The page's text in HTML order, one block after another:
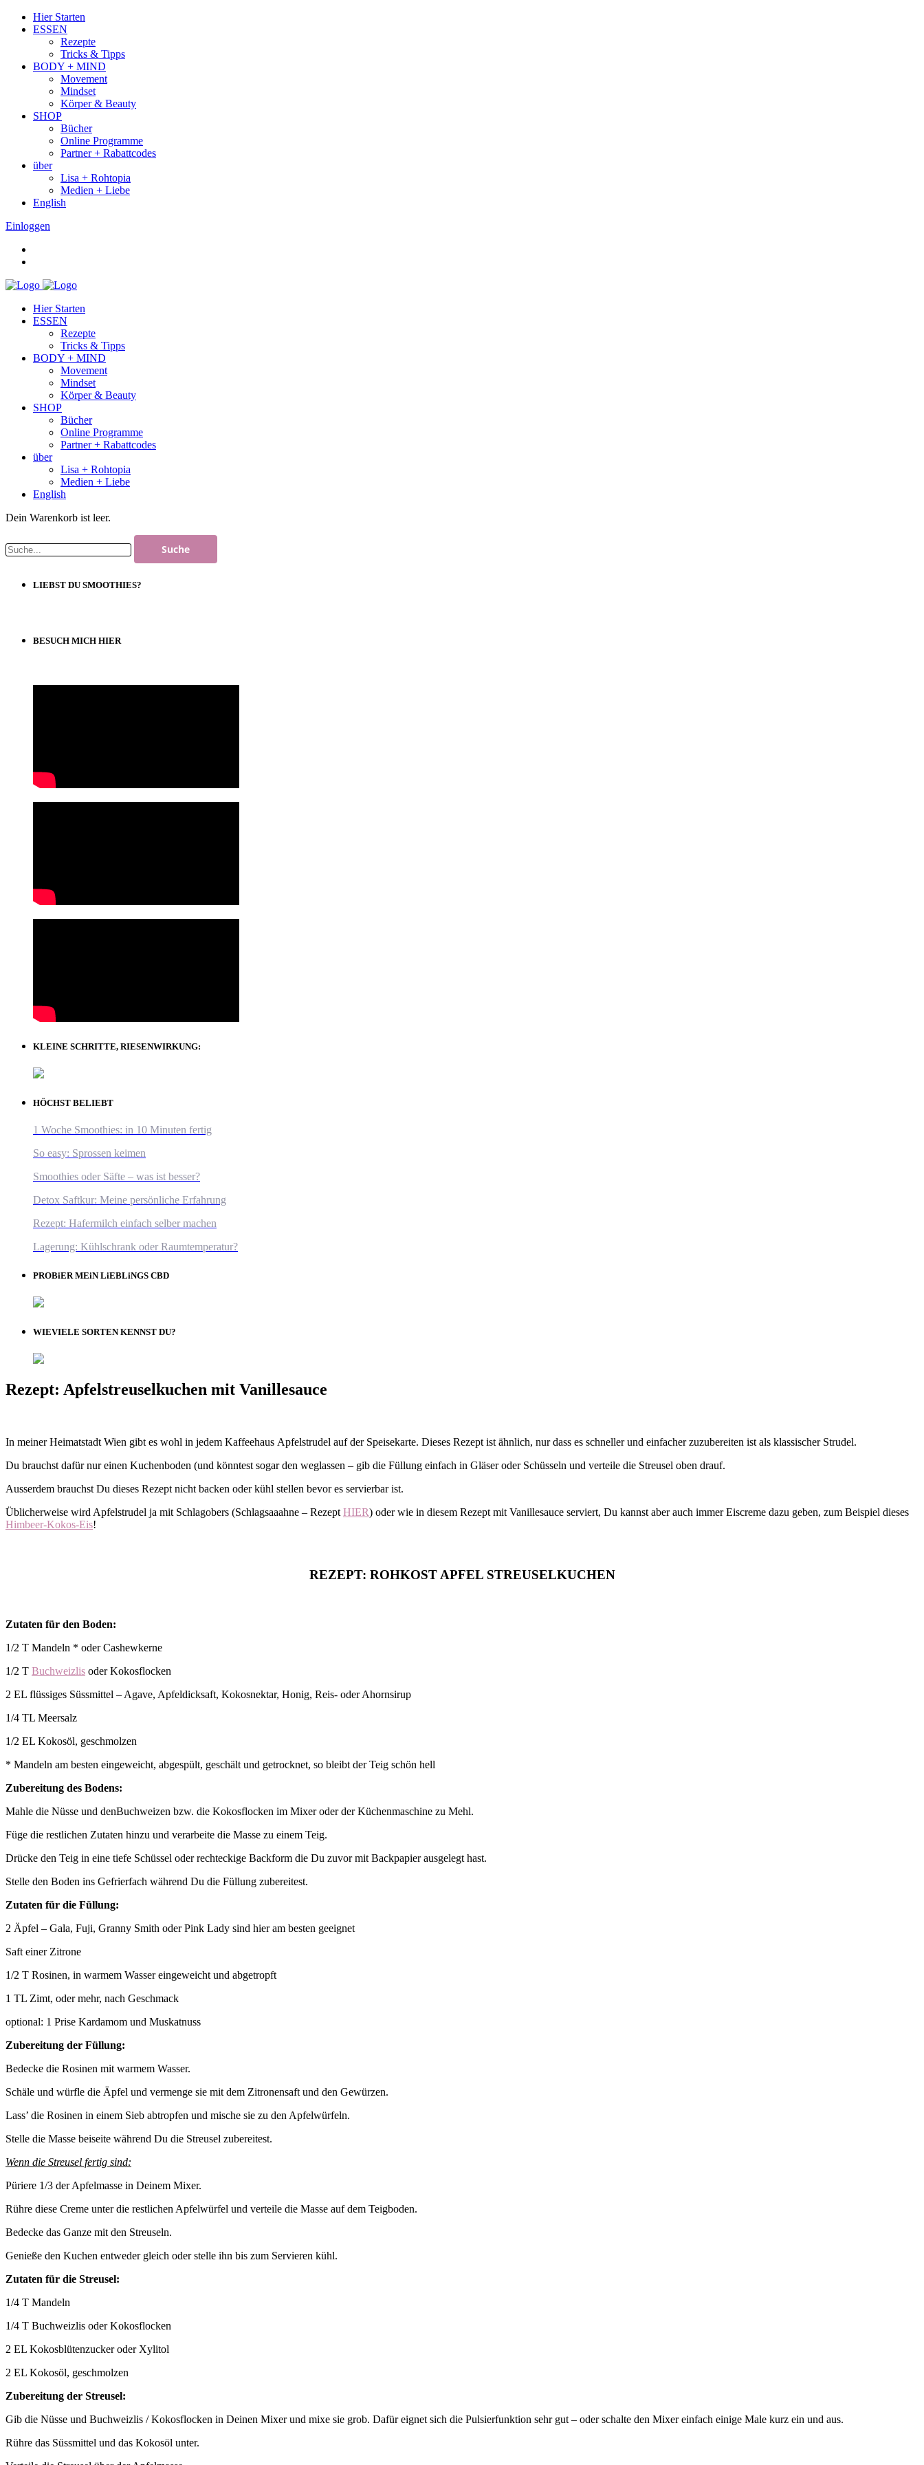
Hier Starten
ESSEN
Rezepte
Tricks & Tipps
BODY + MIND
Movement
Mindset
Körper & Beauty
SHOP
Bücher
Online Programme
Partner + Rabattcodes
über
Lisa + Rohtopia
Medien + Liebe
English
Einloggen
Hier Starten
ESSEN
Rezepte
Tricks & Tipps
BODY + MIND
Movement
Mindset
Körper & Beauty
SHOP
Bücher
Online Programme
Partner + Rabattcodes
über
Lisa + Rohtopia
Medien + Liebe
English
Dein Warenkorb ist leer.
LIEBST DU SMOOTHIES?
BESUCH MICH HIER
KLEINE SCHRITTE, RIESENWIRKUNG:
HÖCHST BELIEBT
1 Woche Smoothies: in 10 Minuten fertig
So easy: Sprossen keimen
Smoothies oder Säfte – was ist besser?
Detox Saftkur: Meine persönliche Erfahrung
Rezept: Hafermilch einfach selber machen
Lagerung: Kühlschrank oder Raumtemperatur?
PROBiER MEiN LiEBLiNGS CBD
WIEVIELE SORTEN KENNST DU?
Rezept: Apfelstreuselkuchen mit Vanillesauce
In meiner Heimatstadt Wien gibt es wohl in jedem Kaffeehaus Apfelstrudel auf der Speisekarte. Dieses Rezept ist ähnlich, nur dass es schneller und einfacher zuzubereiten ist als klassischer Strudel.
Du brauchst dafür nur einen Kuchenboden (und könntest sogar den weglassen – gib die Füllung einfach in Gläser oder Schüsseln und verteile die Streusel oben drauf.
Ausserdem brauchst Du dieses Rezept nicht backen oder kühl stellen bevor es servierbar ist.
Üblicherweise wird Apfelstrudel ja mit Schlagobers (Schlagsaaahne – Rezept HIER) oder wie in diesem Rezept mit Vanillesauce serviert, Du kannst aber auch immer Eiscreme dazu geben, zum Beispiel dieses
Himbeer-Kokos-Eis!
REZEPT: ROHKOST APFEL STREUSELKUCHEN
Zutaten für den Boden:
1/2 T Mandeln * oder Cashewkerne
1/2 T Buchweizlis oder Kokosflocken
2 EL flüssiges Süssmittel – Agave, Apfeldicksaft, Kokosnektar, Honig, Reis- oder Ahornsirup
1/4 TL Meersalz
1/2 EL Kokosöl, geschmolzen
* Mandeln am besten eingeweicht, abgespült, geschält und getrocknet, so bleibt der Teig schön hell
Zubereitung des Bodens:
Mahle die Nüsse und denBuchweizen bzw. die Kokosflocken im Mixer oder der Küchenmaschine zu Mehl.
Füge die restlichen Zutaten hinzu und verarbeite die Masse zu einem Teig.
Drücke den Teig in eine tiefe Schüssel oder rechteckige Backform die Du zuvor mit Backpapier ausgelegt hast.
Stelle den Boden ins Gefrierfach während Du die Füllung zubereitest.
Zutaten für die Füllung:
2 Äpfel – Gala, Fuji, Granny Smith oder Pink Lady sind hier am besten geeignet
Saft einer Zitrone
1/2 T Rosinen, in warmem Wasser eingeweicht und abgetropft
1 TL Zimt, oder mehr, nach Geschmack
optional: 1 Prise Kardamom und Muskatnuss
Zubereitung der Füllung:
Bedecke die Rosinen mit warmem Wasser.
Schäle und würfle die Äpfel und vermenge sie mit dem Zitronensaft und den Gewürzen.
Lass’ die Rosinen in einem Sieb abtropfen und mische sie zu den Apfelwürfeln.
Stelle die Masse beiseite während Du die Streusel zubereitest.
Wenn die Streusel fertig sind:
Püriere 1/3 der Apfelmasse in Deinem Mixer.
Rühre diese Creme unter die restlichen Apfelwürfel und verteile die Masse auf dem Teigboden.
Bedecke das Ganze mit den Streuseln.
Genieße den Kuchen entweder gleich oder stelle ihn bis zum Servieren kühl.
Zutaten für die Streusel:
1/4 T Mandeln
1/4 T Buchweizlis oder Kokosflocken
2 EL Kokosblütenzucker oder Xylitol
2 EL Kokosöl, geschmolzen
Zubereitung der Streusel:
Gib die Nüsse und Buchweizlis / Kokosflocken in Deinen Mixer und mixe sie grob. Dafür eignet sich die Pulsierfunktion sehr gut – oder schalte den Mixer einfach einige Male kurz ein und aus.
Rühre das Süssmittel und das Kokosöl unter.